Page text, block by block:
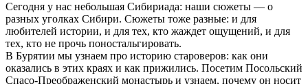
Сегодня у нас небольшая Сибириада: наши сюжеты — о
разных уголках Сибири. Сюжеты тоже разные: и для
любителей истории, и для тех, кто жаждет ощущений, и для
тех, кто не прочь поностальгировать.
В Бурятии мы узнаем про историю староверов: как они
оказались в этих краях и как прижились. Посетим Посольский
Спасо-Преображенский монастырь и узнаем, почему он носит